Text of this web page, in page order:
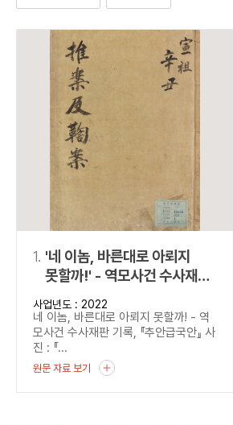
검색 연산자 사용안내
정조
NOT 정조
1. '네 이놈, 바른대로 아뢰지
못할까!' - 역모사건 수사재판
기록, 『추안급국안』
사업년도 : 2022
네 이놈, 바른대로 아뢰지 못할까! - 역
모사건 수사재판 기록, 『추안급국안』 사
진 : 『...
원문 자료 보기